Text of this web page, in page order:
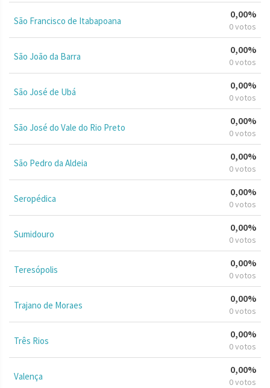
São Francisco de Itabapoana
0,00%
0 votos
São João da Barra
0,00%
0 votos
São José de Ubá
0,00%
0 votos
São José do Vale do Rio Preto
0,00%
0 votos
São Pedro da Aldeia
0,00%
0 votos
Seropédica
0,00%
0 votos
Sumidouro
0,00%
0 votos
Teresópolis
0,00%
0 votos
Trajano de Moraes
0,00%
0 votos
Três Rios
0,00%
0 votos
Valença
0,00%
0 votos